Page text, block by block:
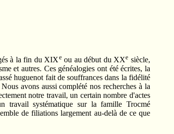
à la fin du XIXeou au début du XXe siècle,
et autres. Ces généalogies ont été écrites, la
huguenot fait de souffrances dans la fidélité
avons aussi complété nos recherches à la
notre travail, un certain nombre d'actes
travail systématique sur la famille Trocmé
de filiations largement au-delà de ce que